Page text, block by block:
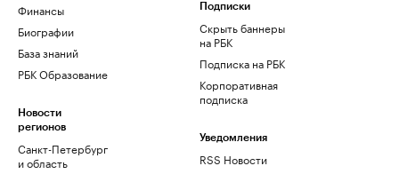
Финансы
Биографии
База знаний
РБК Образование
Новости
регионов
Санкт-Петербург
и область
Подписки
Скрыть баннеры
на РБК
Подписка на РБК
Корпоративная
подписка
Уведомления
RSS Новости